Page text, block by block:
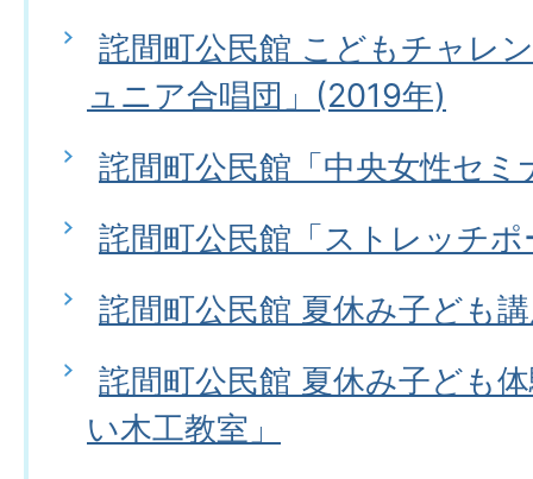
詫間町公民館 こどもチャレ
ュニア合唱団」(2019年)
詫間町公民館「中央女性セミ
詫間町公民館「ストレッチ
詫間町公民館 夏休み子ども
詫間町公民館 夏休み子ども
い木工教室」